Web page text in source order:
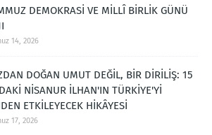
DEMOKRASİ VE MİLLÎ BİRLİK GÜNÜ
14, 2026
DOĞAN UMUT DEĞİL, BİR DİRİLİŞ: 15
NİSANUR İLHAN'IN TÜRKİYE'Yİ
ETKİLEYECEK HİKÂYESİ
17, 2026